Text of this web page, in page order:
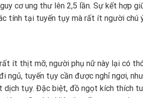
cơ ung thư lên 2,5 lần. Sự kết hợp
tính tại tuyến tụy mà rất ít người chú
ít thịt mỡ, người phụ nữ này lại có
ngủ, tuyến tụy cần được nghỉ ngơi,
tụy. Đặc biệt, đồ ngọt kích thích